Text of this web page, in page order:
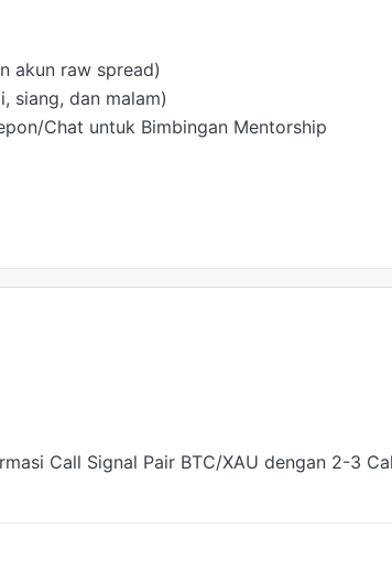
akun raw spread)
siang, dan malam)
Chat untuk Bimbingan Mentorship
Call Signal Pair BTC/XAU dengan 2-3